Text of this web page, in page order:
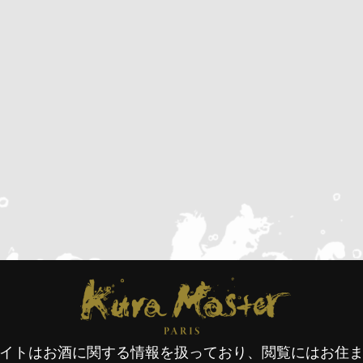
Kura Master PARIS
Kura Master Paris
トはお酒に関する情報を扱っており、閲覧にはお住